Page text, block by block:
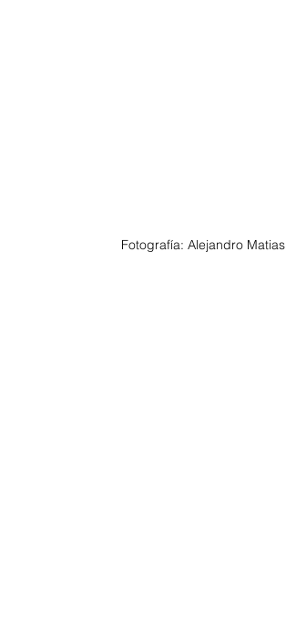
Fotografía: Alejandro Matias